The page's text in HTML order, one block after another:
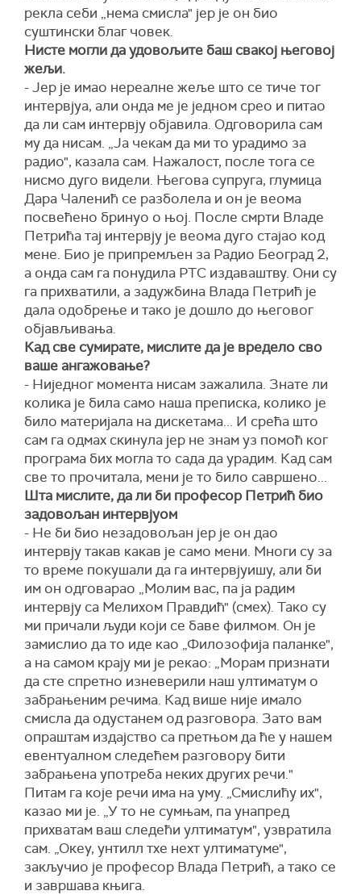
рекла себи „нема смисла" јер је он био
суштински благ човек.
Нисте могли да удовољите баш свакој његовој
жељи.
- Јер је имао нереалне жеље што се тиче тог
интервјуа, али онда ме је једном срео и питао
да ли сам интервју објавила. Одговорила сам
му да нисам. „Ја чекам да ми то урадимо за
радио", казала сам. Нажалост, после тога се
нисмо дуго видели. Његова супруга, глумица
Дара Чаленић се разболела и он је веома
посвећено бринуо о њој. После смрти Владе
Петрића тај интервју је веома дуго стајао код
мене. Био је припремљен за Радио Београд 2,
а онда сам га понудила РТС издаваштву. Они су
га прихватили, а задужбина Влада Петрић је
дала одобрење и тако је дошло до његовог
објављивања.
Кад све сумирате, мислите да је вредело сво
ваше ангажовање?
- Ниједног момента нисам зажалила. Знате ли
колика је била само наша преписка, колико је
било материјала на дискетама... И срећа што
сам га одмах скинула јер не знам уз помоћ ког
програма бих могла то сада да урадим. Кад сам
све то прочитала, мени је то било савршено...
Шта мислите, да ли би професор Петрић био
задовољан интервјуом
- Не би био незадовољан јер је он дао
интервју такав какав је само мени. Многи су за
то време покушали да га интервјуишу, али би
им он одговарао „Молим вас, па ја радим
интервју са Мелихом Правдић" (смех). Тако су
ми причали људи који се баве филмом. Он је
замислио да то иде као „Филозофија паланке",
а на самом крају ми је рекао: „Морам признати
да сте спретно изневерили наш ултиматум о
забрањеним речима. Кад више није имало
смисла да одустанем од разговора. Зато вам
опраштам издајство са претњом да ће у нашем
евентуалном следећем разговору бити
забрањена употреба неких других речи."
Питам га које речи има на уму. „Смислићу их",
казао ми је. „У то не сумњам, па унапред
прихватам ваш следећи ултиматум", узвратила
сам. „Океy, унтилл тхе неxт ултиматуме",
закључио је професор Влада Петрић, а тако се
и завршава књига.